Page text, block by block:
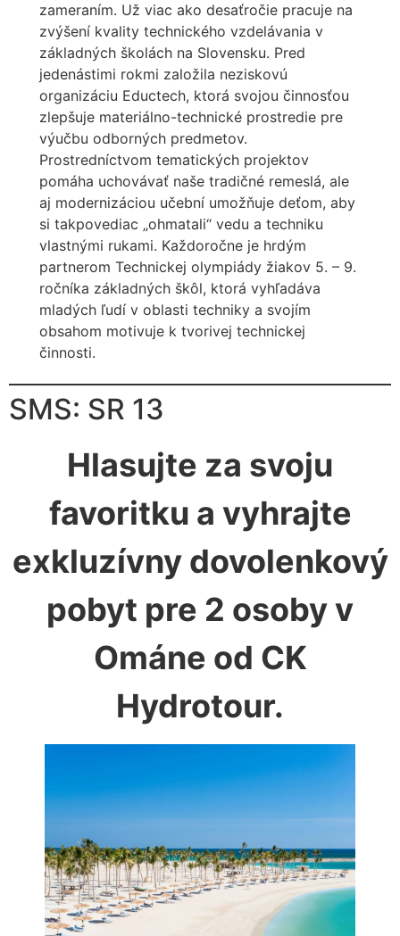
zameraním. Už viac ako desaťročie pracuje na
zvýšení kvality technického vzdelávania v
základných školách na Slovensku. Pred
jedenástimi rokmi založila neziskovú
organizáciu Eductech, ktorá svojou činnosťou
zlepšuje materiálno-technické prostredie pre
výučbu odborných predmetov.
Prostredníctvom tematických projektov
pomáha uchovávať naše tradičné remeslá, ale
aj modernizáciou učební umožňuje deťom, aby
si takpovediac „ohmatali“ vedu a techniku
vlastnými rukami. Každoročne je hrdým
partnerom Technickej olympiády žiakov 5. – 9.
ročníka základných škôl, ktorá vyhľadáva
mladých ľudí v oblasti techniky a svojím
obsahom motivuje k tvorivej technickej
činnosti.
SMS: SR 13
Hlasujte za svoju
favoritku a vyhrajte
exkluzívny dovolenkový
pobyt pre 2 osoby v
Ománe od CK
Hydrotour.